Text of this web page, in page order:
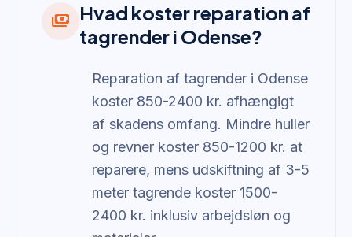
payments Hvad koster reparation af
tagrender i Odense?
Reparation af tagrender i Odense
koster 850-2400 kr. afhængigt
af skadens omfang. Mindre huller
og revner koster 850-1200 kr. at
reparere, mens udskiftning af 3-5
meter tagrende koster 1500-
2400 kr. inklusiv arbejdsløn og